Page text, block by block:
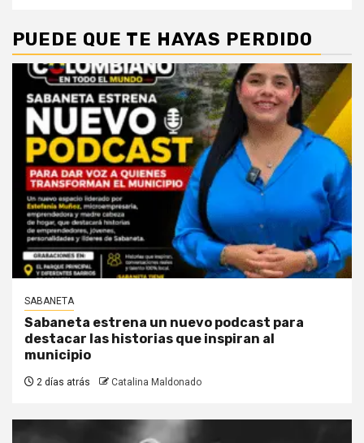
PUEDE QUE TE HAYAS PERDIDO
SABANETA
Sabaneta estrena un nuevo podcast para
destacar las historias que inspiran al
municipio
2 días atrás Catalina Maldonado